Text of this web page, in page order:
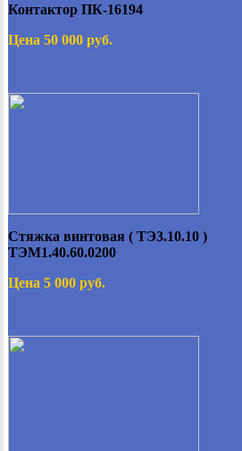
Контактор ПК-16194
Цена 50 000 руб.
Стяжка винтовая ( ТЭ3.10.10 )
ТЭМ1.40.60.0200
Цена 5 000 руб.